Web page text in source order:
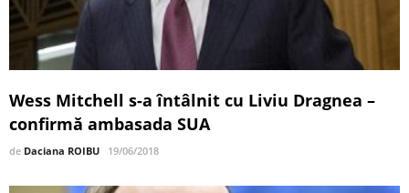
Wess Mitchell s-a întâlnit cu Liviu Dragnea –
confirmă ambasada SUA
de Daciana ROIBU 19/06/2018